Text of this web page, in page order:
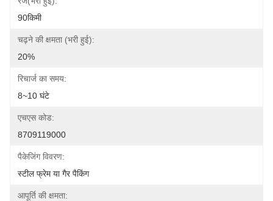
90किमी
चढ़ने की क्षमता (भरी हुई):
20%
रिचार्ज का समय:
8~10 घंटे
एचएस कोड:
8709119000
पैकेजिंग विवरण:
स्टील फ्रेम या गैर पैकिंग
आपूर्ति की क्षमता: